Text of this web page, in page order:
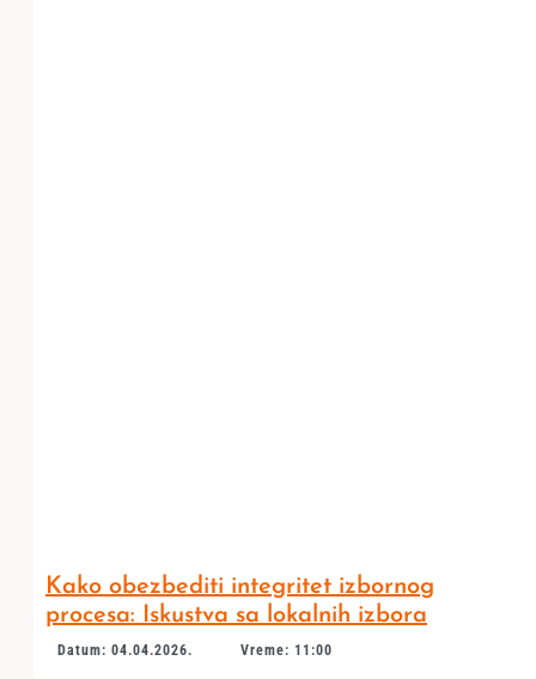
Kako obezbediti integritet izbornog
procesa: Iskustva sa lokalnih izbora
Datum: 04.04.2026. Vreme: 11:00